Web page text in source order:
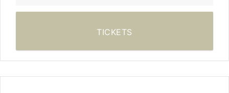
TICKETS